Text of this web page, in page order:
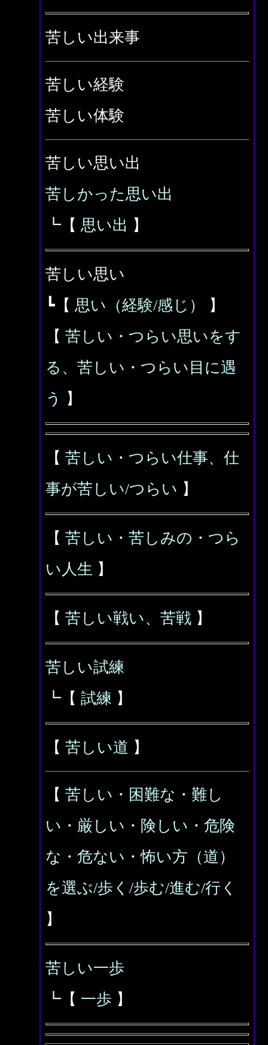
苦しい出来事
苦しい経験
苦しい体験
苦しい思い出
苦しかった思い出
┗【 思い出 】
苦しい思い
┗【 思い（経験/感じ）
】
【 苦しい・つらい思いをす
る、苦しい・つらい目に遇
う
】
【 苦しい・つらい仕事、仕
事が苦しい/つらい 】
【 苦しい・苦しみの・つら
い人生 】
【 苦しい戦い、苦戦 】
苦しい試練
┗【 試練 】
【 苦しい道 】
【 苦しい・困難な・難し
い・厳しい・険しい・危険
な・危ない・怖い方（道）
を選ぶ/歩く/歩む/進む/行く
】
苦しい一歩
┗【 一歩 】